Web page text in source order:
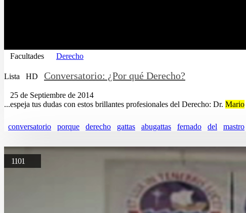
Facultades Derecho
Lista HD Conversatorio: ¿Por qué Derecho?
25 de Septiembre de 2014
...espeja tus dudas con estos brillantes profesionales del Derecho: Dr. Mario
conversatorio porque derecho gattas abugattas fernado del mastro
1101